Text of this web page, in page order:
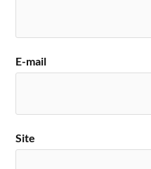
E-mail
Site